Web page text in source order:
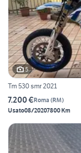
5
Tm 530 smr 2021
7.200 €Roma (RM)
Usato08/20207800 Km